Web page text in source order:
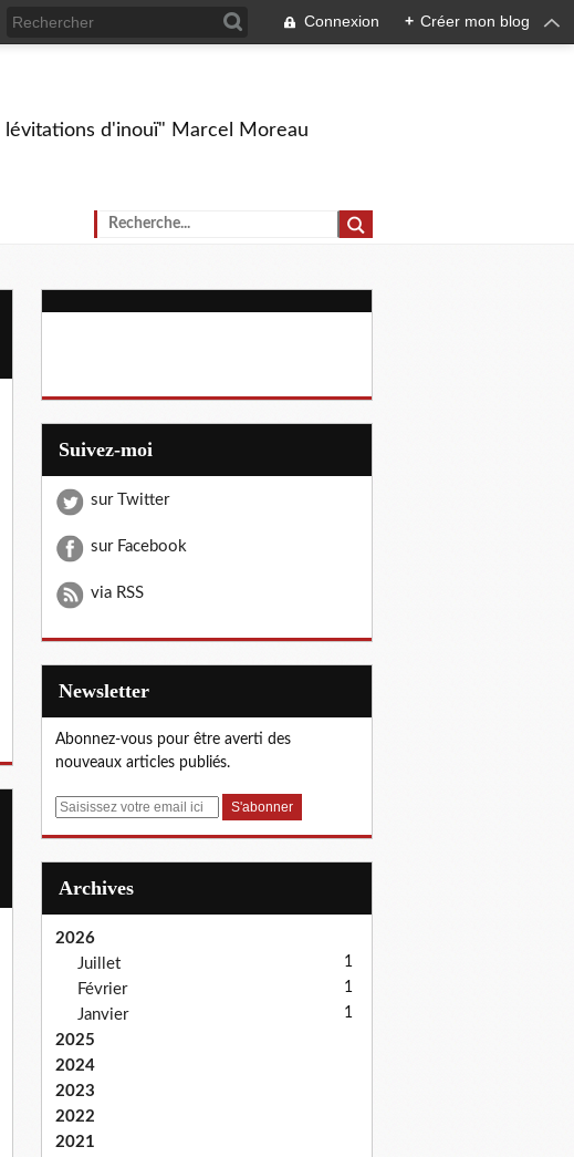
Connexion + Créer mon blog
d'inouï" Marcel Moreau
Suivez-moi
sur Twitter
sur Facebook
via RSS
Newsletter
Abonnez-vous pour être averti des
nouveaux articles publiés.
E
Archives
2026
Juillet
1
Février 1
Janvier 1
2025
2024
2023
2022
2021